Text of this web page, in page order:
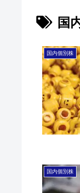
国
国内個別株
国内個別株